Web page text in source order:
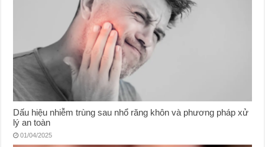
Dấu hiệu nhiễm trùng sau nhổ răng khôn và phương pháp xử
lý an toàn
01/04/2025